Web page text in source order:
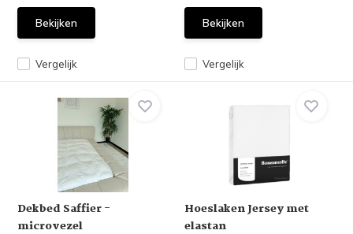
Vergelijk
Bekijken
Vergelijk
Bekijken
Dekbed Saffier -
microvezel
Hoeslaken Jersey met
elastan